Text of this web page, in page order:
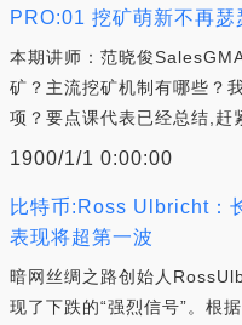
PRO:01 挖矿萌新不再瑟
本期讲师：范晓俊
矿？主流挖矿机制有哪些？
项？要点课代表已经总结,赶
1900/1/1 0:00:00
比特币:Ross Ulbricht：
表现将超第一波
暗网丝绸之路创始人
现了下跌的“强烈信号”。根